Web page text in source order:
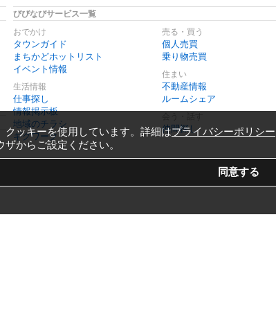
びびなびサービス一覧
おでかけ
タウンガイド
まちかどホットリスト
イベント情報
生活情報
仕事探し
情報掲示板
地域のチラシ
ギグワーク
売る・買う
個人売買
乗り物売買
住まい
不動産情報
ルームシェア
仲間探し
ッキーを使用しています。詳細はプライバシーポリシー
からご設定ください。